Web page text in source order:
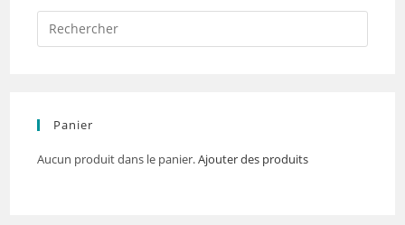
Panier
Aucun produit dans le panier.Ajouter des produits